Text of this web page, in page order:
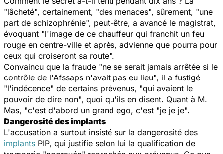
"lâcheté", certainement, "des menaces", sûrement, "une
part de schizophrénie", peut-être, a avancé le magistrat,
évoquant "l'image de ce chauffeur qui franchit un feu
rouge en centre-ville et après, advienne que pourra pour
ceux qui croiseront sa route".
Convaincu que la fraude "ne se serait jamais arrêtée si le
contrôle de l'Afssaps n'avait pas eu lieu", il a fustigé
"l'indécence" de certains prévenus, "qui avaient le
pouvoir de dire non", quoi qu'ils en disent. Quant à M.
Mas, "c'est d'abord un grand ego, c'est "je je je".
Dangerosité des implants
L'accusation a surtout insisté sur la dangerosité des
implants PIP, qui justifie selon lui la qualification de